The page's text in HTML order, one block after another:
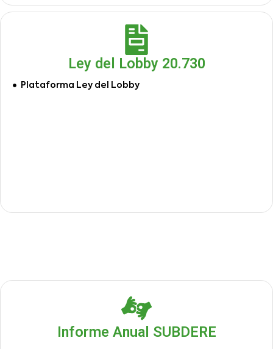
Ley del Lobby 20.730
Plataforma Ley del Lobby
Informe Anual SUBDERE